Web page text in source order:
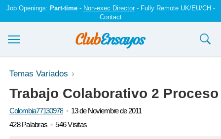
Job Openings: Part-time- Non-exec Director- Fully Remote UK/EU/CH -
Contact
Ensayos y trabajos
Registrarse
Iniciar sesión
Temas Variados
Trabajo Colaborativo 2
Colombia77130978
13 de Noviembre de 2011
428 Palabras
546 Visitas